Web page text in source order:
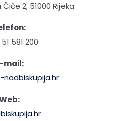
2, 51000 Rijeka
581 200
mail: